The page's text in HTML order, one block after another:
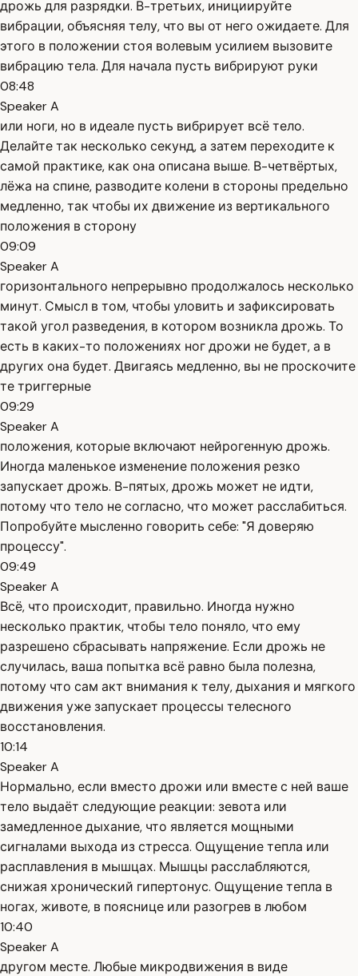
дрожь для разрядки. В-третьих, инициируйте
вибрации, объясняя телу, что вы от него ожидаете. Для
этого в положении стоя волевым усилием вызовите
вибрацию тела. Для начала пусть вибрируют руки
08:48
Speaker A
или ноги, но в идеале пусть вибрирует всё тело.
Делайте так несколько секунд, а затем переходите к
самой практике, как она описана выше. В-четвёртых,
лёжа на спине, разводите колени в стороны предельно
медленно, так чтобы их движение из вертикального
положения в сторону
09:09
Speaker A
горизонтального непрерывно продолжалось несколько
минут. Смысл в том, чтобы уловить и зафиксировать
такой угол разведения, в котором возникла дрожь. То
есть в каких-то положениях ног дрожи не будет, а в
других она будет. Двигаясь медленно, вы не проскочите
те триггерные
09:29
Speaker A
положения, которые включают нейрогенную дрожь.
Иногда маленькое изменение положения резко
запускает дрожь. В-пятых, дрожь может не идти,
потому что тело не согласно, что может расслабиться.
Попробуйте мысленно говорить себе: "Я доверяю
процессу".
09:49
Speaker A
Всё, что происходит, правильно. Иногда нужно
несколько практик, чтобы тело поняло, что ему
разрешено сбрасывать напряжение. Если дрожь не
случилась, ваша попытка всё равно была полезна,
потому что сам акт внимания к телу, дыхания и мягкого
движения уже запускает процессы телесного
восстановления.
10:14
Speaker A
Нормально, если вместо дрожи или вместе с ней ваше
тело выдаёт следующие реакции: зевота или
замедленное дыхание, что является мощными
сигналами выхода из стресса. Ощущение тепла или
расплавления в мышцах. Мышцы расслабляются,
снижая хронический гипертонус. Ощущение тепла в
ногах, животе, в пояснице или разогрев в любом
10:40
Speaker A
другом месте. Любые микродвижения в виде